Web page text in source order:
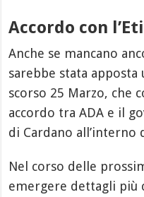
Accordo con
Anche se mancano
sarebbe stata
scorso 25 Marzo, che
accordo tra ADA e il
di Cardano all’interno
Nel corso delle
emergere dettagli più